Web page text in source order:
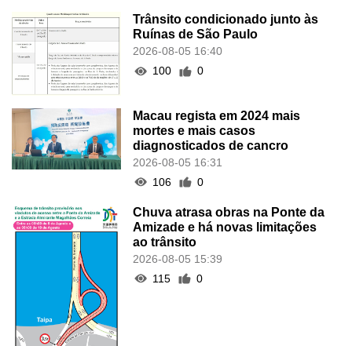
Trânsito condicionado junto às
Ruínas de São Paulo
2026-08-05 16:40
100
0
Macau regista em 2024 mais
mortes e mais casos
diagnosticados de cancro
2026-08-05 16:31
106
0
Chuva atrasa obras na Ponte da
Amizade e há novas limitações
ao trânsito
2026-08-05 15:39
115
0